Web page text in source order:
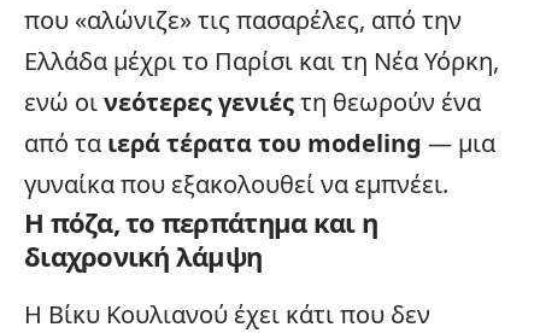
που «αλώνιζε» τις πασαρέλες, από την
Ελλάδα μέχρι το Παρίσι και τη Νέα Υόρκη,
ενώ οινεότερες γενιέςτη θεωρούν ένα
από τα ιερά τέρατα του modeling — μια
γυναίκαπου εξακολουθεί να εμπνέει.
Η πόζα, το περπάτημα και η
διαχρονική λάμψη
Η Βίκυ Κουλιανού έχει κάτι που δεν